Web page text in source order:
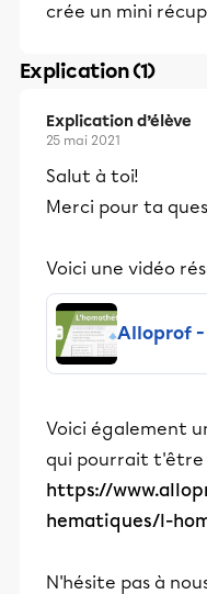
crée un mini
Explication (1)
Explication d’élève
25 mai 2021
Salut à toi!
Merci pour ta
Voici une vidéo
Alloprof -
Voici également
qui pourrait t'être
https://
hematiques/l-
N'hésite pas à